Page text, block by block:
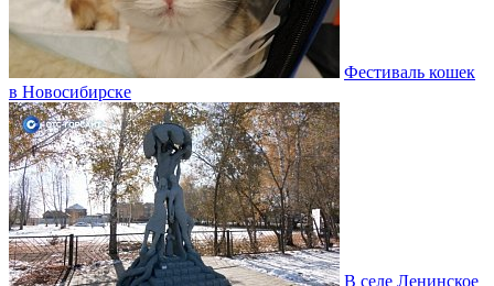
Фестиваль кошек
в Новосибирске
В селе Ленинское